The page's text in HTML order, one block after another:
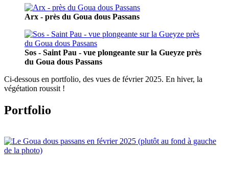
Arx - près du Goua dous Passans
Sos - Saint Pau - vue plongeante sur la Gueyze près
du Goua dous Passans
Ci-dessous en portfolio, des vues de février 2025. En hiver, la
végétation roussit !
Portfolio